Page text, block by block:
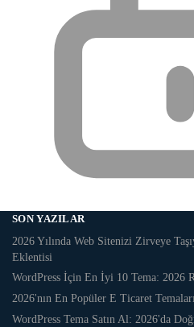
SON YAZILAR
2026 Yılında Web Sitenizi Zirveye
Eklentisi
WordPress İçin En İyi 10 Tema: 2026
2026'nın En Popüler E Ticaret
WordPress Tema Satın Al: 2026'da